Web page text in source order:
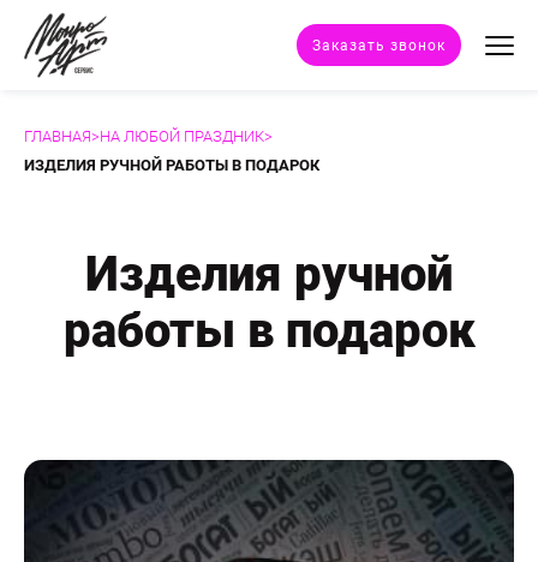
Заказать звонок
Техники портрета
Дополнительные услуги
Наши работы
Сертификат
ГЛАВНАЯ>НА ЛЮБОЙ ПРАЗДНИК>
ИЗДЕЛИЯ РУЧНОЙ РАБОТЫ В ПОДАРОК
Изделия ручной
работы в подарок